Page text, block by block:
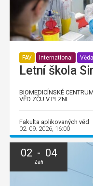
FAV International
Letní škola
BIOMEDICÍNSKÉ
VĚD ZČU V PLZNI
Fakulta aplikovaných věd
02. 09. 2026, 16:00
02 - 04
Září